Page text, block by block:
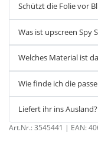
Schützt die Folie vor
Was ist upscreen Spy
Welches Material ist
Wie finde ich die
Liefert ihr ins Ausland?
Art.Nr.:3545441 | EAN: